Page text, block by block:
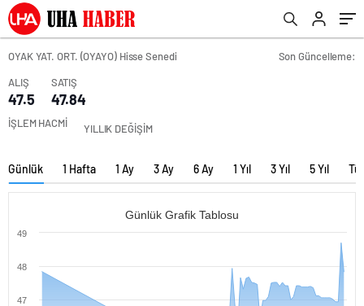
OYAK YAT. ORT. (OYAYO) Hisse Senedi
Son Güncelleme:
ALIŞ
47.5
SATIŞ
47.84
İŞLEM HACMİ YILLIK DEĞİŞİM
Günlük 1 Hafta 1 Ay 3 Ay 6 Ay 1 Yıl 3 Yıl 5 Yıl
Günlük Grafik Tablosu
47
48
49